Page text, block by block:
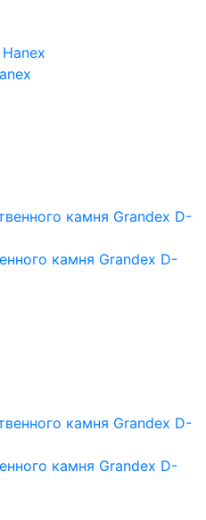
камня Grandex D-
камня Grandex D-